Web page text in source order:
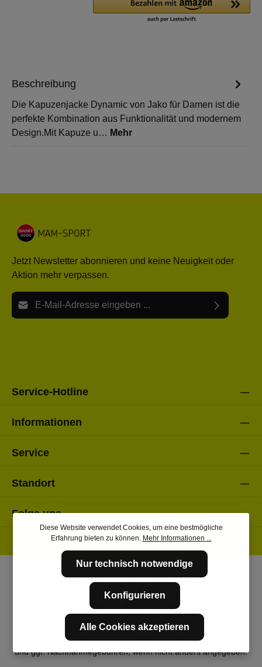
Beschreibung
Die Kapuzenjacke Dynamic von Jako für Damen ist die
perfekte Kombination aus Funktionalität und modernem
Design.Mit Kapuze u… Mehr
Jetzt Newsletter abonnieren und keine Neuigkeit oder
Aktion mehr verpassen.
E-Mail-Adresse*
Service-Hotline
Informationen
Service
Standort
Folge uns
* Alle Preise inkl. gesetzl. Mehrwertsteuer zzgl.Versandkosten
und ggf. Nachnahmegebühren, wenn nicht anders angegeben.
Diese Website verwendet Cookies, um eine bestmögliche
Erfahrung bieten zu können. Mehr Informationen ...
Nur technisch notwendige
Konfigurieren
Alle Cookies akzeptieren